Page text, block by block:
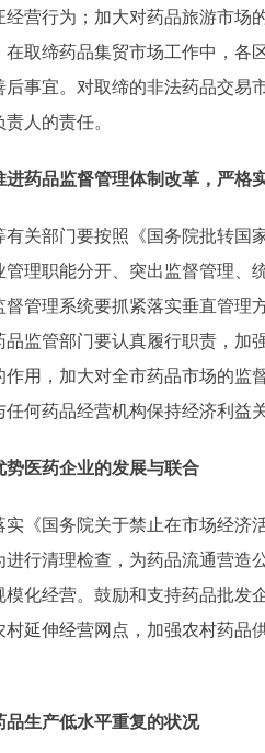
经营行为；加大对药品旅游市
在取缔药品集贸市场工作中，各
后事宜。对取缔的非法药品交易
人的责任。
药品监督管理体制改革，严格
部门要按照《国务院批转国家
管理职能分开、突出监督管理、
督管理系统要抓紧落实垂直管理
品监管部门要认真履行职责，加
作用，加大对全市药品市场的监
任何药品经营机构保持经济利益
势医药企业的发展与联合
国务院关于禁止在市场经济活
进行清理检查，为药品流通营造
模化经营。鼓励和支持药品批发
村延伸经营网点，加强农村药品
生产低水平重复的状况